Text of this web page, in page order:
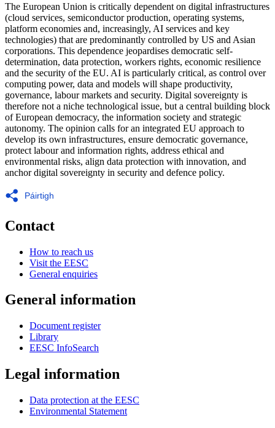
The European Union is critically dependent on digital infrastructures
(cloud services, semiconductor production, operating systems,
platform economies and, increasingly, AI services and key
technologies) that are predominantly controlled by US and Asian
corporations. This dependence jeopardises democratic self-
determination, data protection, workers rights, economic resilience
and the security of the EU. AI is particularly critical, as control over
computing power, data and models will shape productivity,
governance, labour markets and security. Digital sovereignty is
therefore not a niche technological issue, but a central building block
of European democracy, the information society and strategic
autonomy. The opinion calls for an integrated EU approach to
develop its own infrastructures, ensure democratic governance,
protect labour and information rights, address ethical and
environmental risks, align data protection with innovation, and
anchor digital sovereignty in security and defence policy.
Páirtigh
Contact
How to reach us
Visit the EESC
General enquiries
General information
Document register
Library
EESC InfoSearch
Legal information
Data protection at the EESC
Environmental Statement